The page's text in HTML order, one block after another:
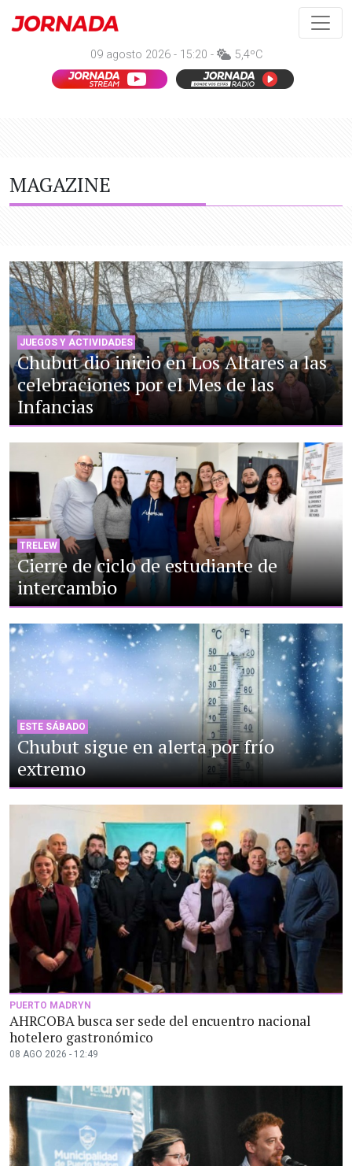
09 agosto 2026 - 15:20 - 5,4ºC
MAGAZINE
JUEGOS Y ACTIVIDADES
Chubut dio inicio en Los Altares a las
celebraciones por el Mes de las
Infancias
TRELEW
Cierre de ciclo de estudiante de
intercambio
ESTE SÁBADO
Chubut sigue en alerta por frío
extremo
PUERTO MADRYN
AHRCOBA busca ser sede del encuentro nacional
hotelero gastronómico
08 AGO 2026 - 12:49